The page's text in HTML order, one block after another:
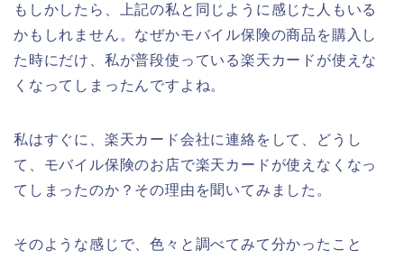
もしかしたら、上記の私と同じように感じた人もいる
かもしれません。なぜかモバイル保険の商品を購入し
た時にだけ、私が普段使っている楽天カードが使えな
くなってしまったんですよね。
私はすぐに、楽天カード会社に連絡をして、どうし
て、モバイル保険のお店で楽天カードが使えなくなっ
てしまったのか？その理由を聞いてみました。
そのような感じで、色々と調べてみて分かったこと